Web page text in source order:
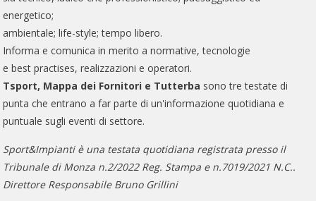
energetico;
ambientale; life-style; tempo libero.
Informa e comunica in merito a normative, tecnologie
e best practises, realizzazioni e operatori.
Tsport, Mappa dei Fornitori e Tutterba sono tre testate di
punta che entrano a far parte di un'informazione quotidiana e
puntuale sugli eventi di settore.
Sport&Impianti è una testata quotidiana registrata presso il
Tribunale di Monza n.2/2022 Reg. Stampa e n.7019/2021 N.C..
Direttore Responsabile Bruno Grillini